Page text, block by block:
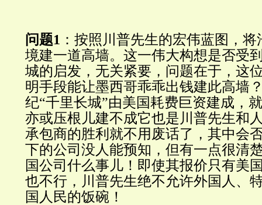
问题1 ：按照川普先生的宏伟蓝图，
境建一道高墙。这一伟大构想是否受
城的启发，无关紧要，问题在于，这
明手段能让墨西哥乖乖出钱建此高墙
纪“千里长城”由美国耗费巨资建成，
亦或压根儿建不成它也是川普先生和
承包商的胜利就不用废话了，其中会
下的公司没人能预知，但有一点很清
国公司什么事儿！即使其报价只有美
也不行，川普先生绝不允许外国人、
国人民的饭碗！